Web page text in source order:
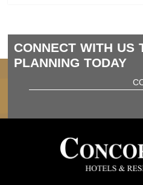
CONNECT WITH US
PLANNING TODAY